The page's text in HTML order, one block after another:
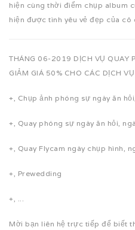
hiện cùng thời điểm chụp album
hiện được tình yêu vẻ đẹp của
THÁNG 06-2019 DỊCH VỤ QUAY
GIẢM GIÁ 50% CHO CÁC DỊCH VỤ
+, Chụp ảnh phóng sự ngày ăn
+, Quay phóng sự ngày ăn hỏi,
+, Quay Flycam ngày chụp hình,
+, Prewedding
+, ...
Mời bạn liên hệ trực tiếp để biết